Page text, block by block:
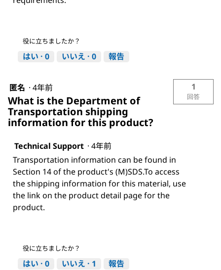
役に立ちましたか？
はい · 0 いいえ · 0 報告
匿名 · 4年前
What is the Department of
Transportation shipping
information for this product?
1
回答
Technical Support · 4年前
Transportation information can be found in
Section 14 of the product's (M)SDS.To access
the shipping information for this material, use
the link on the product detail page for the
product.
役に立ちましたか？
はい · 0 いいえ · 1 報告